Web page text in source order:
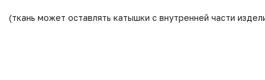
(ткань может оставлять катышки с внутренней части